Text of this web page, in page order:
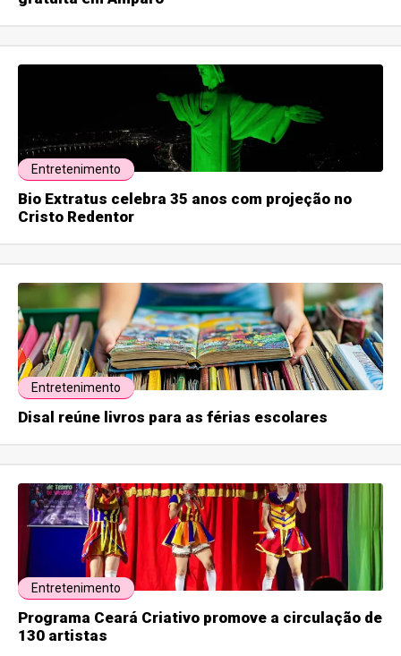
Entretenimento
Bio Extratus celebra 35 anos com projeção no
Cristo Redentor
Entretenimento
Disal reúne livros para as férias escolares
Entretenimento
Programa Ceará Criativo promove a circulação de
130 artistas